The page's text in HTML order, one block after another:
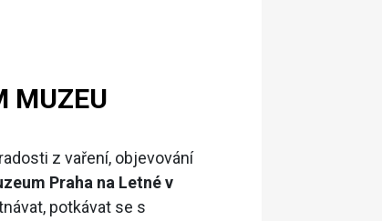
MUZEU
z vaření, objevování
Praha na Letné v
potkávat se s